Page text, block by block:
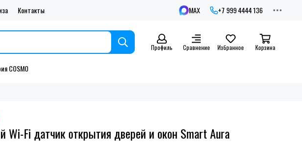
Контакты MAX +7 999 4444 136
Профиль Сравнение Избранное Корзина
COSMO
Wi-Fi датчик открытия дверей и окон Smart Aura